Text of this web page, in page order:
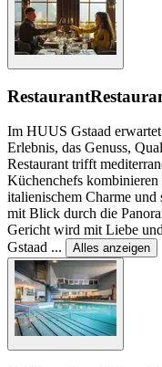
Restaurant
Im HUUS Gstaad
Erlebnis, das Genuss,
Restaurant trifft
Küchenchefs
italienischem Charme und
mit Blick durch die
Gericht wird mit Liebe
Gstaad ... Alles anzeigen